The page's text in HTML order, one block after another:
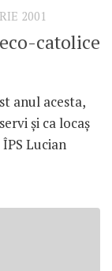
2001
catolice
anul acesta,
şi ca locaş
Lucian